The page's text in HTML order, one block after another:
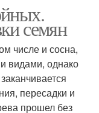
семян
числе и сосна,
видами, однако
пересадки и
прошел без